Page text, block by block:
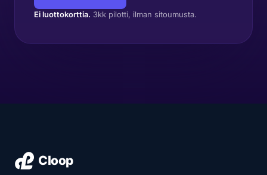
Ei luottokorttia. 3kk pilotti, ilman sitoumusta.